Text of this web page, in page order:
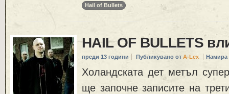
Hail of Bullets
HAIL OF BULLETS
преди 13 години Публикувано от A-Lex Намира
Холандската дет метъл
ще започне записите на